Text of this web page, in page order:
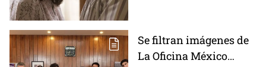
Se filtran imágenes de
La Oficina México